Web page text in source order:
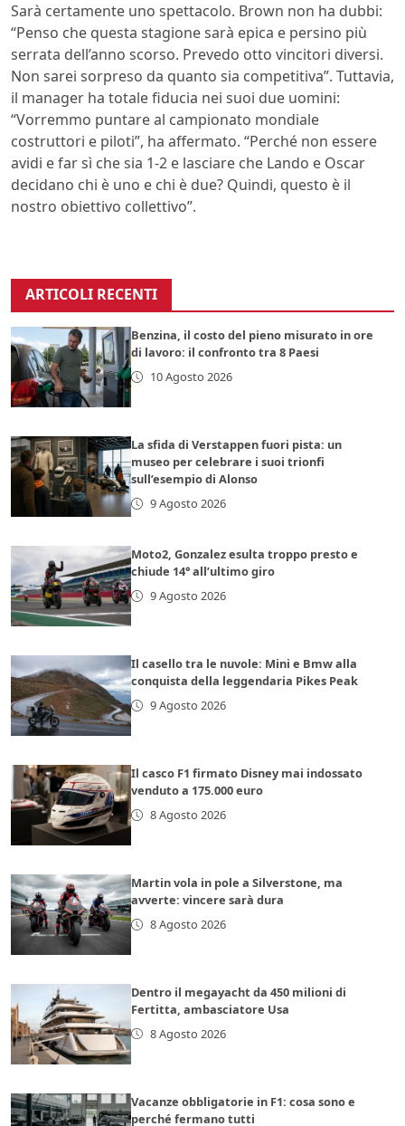
Sarà certamente uno spettacolo. Brown non ha dubbi:
“Penso che questa stagione sarà epica e persino più
serrata dell’anno scorso. Prevedo otto vincitori diversi.
Non sarei sorpreso da quanto sia competitiva”. Tuttavia,
il manager ha totale fiducia nei suoi due uomini:
“Vorremmo puntare al campionato mondiale
costruttori e piloti”, ha affermato. “Perché non essere
avidi e far sì che sia 1-2 e lasciare che Lando e Oscar
decidano chi è uno e chi è due? Quindi, questo è il
nostro obiettivo collettivo”.
ARTICOLI RECENTI
Benzina, il costo del pieno misurato in ore
di lavoro: il confronto tra 8 Paesi
10 Agosto 2026
La sfida di Verstappen fuori pista: un
museo per celebrare i suoi trionfi
sull’esempio di Alonso
9 Agosto 2026
Moto2, Gonzalez esulta troppo presto e
chiude 14° all’ultimo giro
9 Agosto 2026
Il casello tra le nuvole: Mini e Bmw alla
conquista della leggendaria Pikes Peak
9 Agosto 2026
Il casco F1 firmato Disney mai indossato
venduto a 175.000 euro
8 Agosto 2026
Martin vola in pole a Silverstone, ma
avverte: vincere sarà dura
8 Agosto 2026
Dentro il megayacht da 450 milioni di
Fertitta, ambasciatore Usa
8 Agosto 2026
Vacanze obbligatorie in F1: cosa sono e
perché fermano tutti